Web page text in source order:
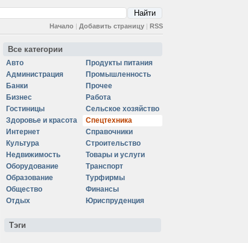
Начало | Добавить страницу | RSS
Все категории
Авто
Администрация
Банки
Бизнес
Гостиницы
Здоровье и красота
Интернет
Культура
Недвижимость
Оборудование
Образование
Общество
Отдых
Продукты питания
Промышленность
Прочее
Работа
Сельское хозяйство
Спецтехника
Справочники
Строительство
Товары и услуги
Транспорт
Турфирмы
Финансы
Юриспруденция
Тэги